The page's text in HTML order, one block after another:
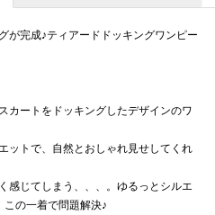
が完成♪ティアードドッキングワンピー
カートをドッキングしたデザインのワ
ットで、自然とおしゃれ見せしてくれ
感じてしまう、、、。ゆるっとシルエ
この一着で問題解決♪